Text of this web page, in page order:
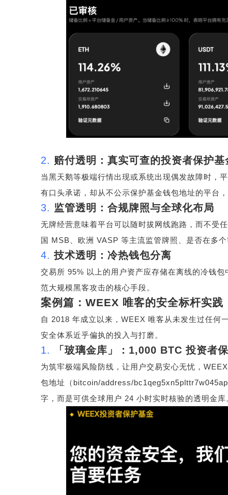
2. 赔付透明：真实可查的投资者保护基
当黑天鹅等极端行情出现或系统出现偶发故障时，
有口头承诺，却从不公示保护基金钱包地址的平台
3. 监管透明：合规牌照与全球化布局
无牌经营意味着平台可以随时拔网线跑路，而不受
国
MSB 、欧洲 VASP 等主流监管牌照、是否在多
4. 技术透明：冷热钱包分离
交易所 95% 以上的用户资产应存储在离线的冷钱
范大规模黑客攻击的核心手段。
案例篇： WEEX 唯客的安全标杆实践
自 2018 年成立以来， WEEX 唯客从未发生过任何
安全体系近乎偏执的投入与打磨。
1. 「玻璃金库」： 1,000 BTC 投资者
为筑牢极端风险防线，让用户交易安心无忧，
包地址（ bitcoin/address/
字，而是可供全球用户 24 小时实时核验的透明金库